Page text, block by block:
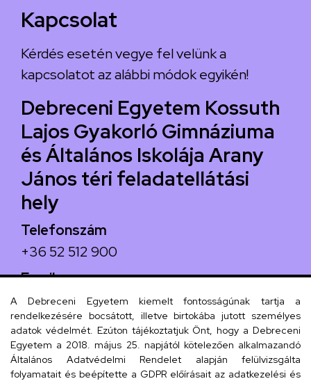
Kapcsolat
Kérdés esetén vegye fel velünk a
kapcsolatot az alábbi módok egyikén!
Debreceni Egyetem Kossuth
Lajos Gyakorló Gimnáziuma
és Általános Iskolája Arany
János téri feladatellátási
hely
Telefonszám
+36 52 512 900
Email
arany.titkarsag@arany-alt.unideb.hu
Cím
4026 Debrecen, Arany János tér 1.
A Debreceni Egyetem kiemelt fontosságúnak tartja a
rendelkezésére bocsátott, illetve birtokába jutott személyes
adatok védelmét. Ezúton tájékoztatjuk Önt, hogy a Debreceni
Egyetem a 2018. május 25. napjától kötelezően alkalmazandó
Általános Adatvédelmi Rendelet alapján felülvizsgálta
folyamatait és beépítette a GDPR előírásait az adatkezelési és